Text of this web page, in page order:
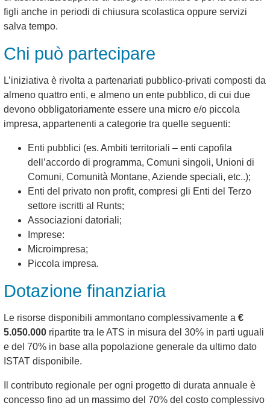
figli anche in periodi di chiusura scolastica oppure servizi
salva tempo.
Chi può partecipare
L’iniziativa è rivolta a partenariati pubblico-privati composti da
almeno quattro enti, e almeno un ente pubblico, di cui due
devono obbligatoriamente essere una micro e/o piccola
impresa, appartenenti a categorie tra quelle seguenti:
Enti pubblici (es. Ambiti territoriali – enti capofila
dell’accordo di programma, Comuni singoli, Unioni di
Comuni, Comunità Montane, Aziende speciali, etc..);
Enti del privato non profit, compresi gli Enti del Terzo
settore iscritti al Runts;
Associazioni datoriali;
Imprese:
Microimpresa;
Piccola impresa.
Dotazione finanziaria
Le risorse disponibili ammontano complessivamente a €
5.050.000 ripartite tra le ATS in misura del 30% in parti uguali
e del 70% in base alla popolazione generale da ultimo dato
ISTAT disponibile.
Il contributo regionale per ogni progetto di durata annuale è
concesso fino ad un massimo del 70% del costo complessivo